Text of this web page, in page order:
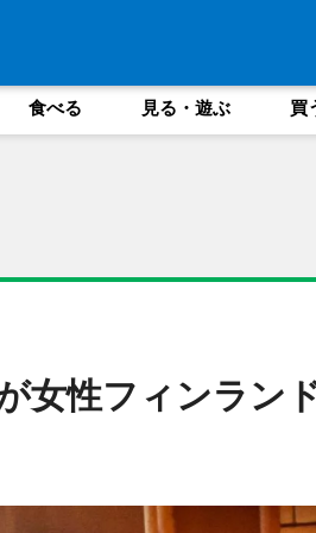
食べる 見る・遊ぶ 買
女性フィンラン